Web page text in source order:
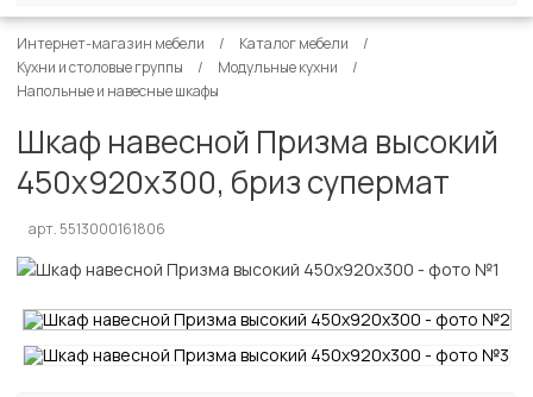
Интернет-магазин мебели
Каталог мебели
Кухни и столовые группы
Модульные кухни
Напольные и навесные шкафы
Шкаф навесной Призма высокий
450х920х300, бриз супермат
арт. 5513000161806